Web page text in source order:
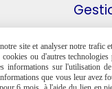
site et analyser notre trafic
ou d'autres
informations sur l'utilisation
que vous leur avez